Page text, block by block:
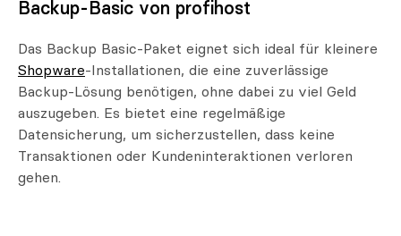
Backup-Basic von profihost
Das Backup Basic-Paket eignet sich ideal für kleinere
Shopware-Installationen, die eine zuverlässige
Backup-Lösung benötigen, ohne dabei zu viel Geld
auszugeben. Es bietet eine regelmäßige
Datensicherung, um sicherzustellen, dass keine
Transaktionen oder Kundeninteraktionen verloren
gehen.